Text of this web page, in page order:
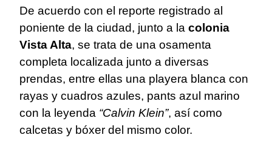
De acuerdo con el reporte registrado al
poniente de la ciudad, junto a la colonia
Vista Alta, se trata de una osamenta
completa localizada junto a diversas
prendas, entre ellas una playera blanca con
rayas y cuadros azules, pants azul marino
con la leyenda “Calvin Klein”, así como
calcetas y bóxer del mismo color.